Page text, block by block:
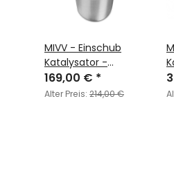
MIVV - Einschub
Katalysator -
ACC.040.A1
169,00 € *
Alter Preis: 214,00 €